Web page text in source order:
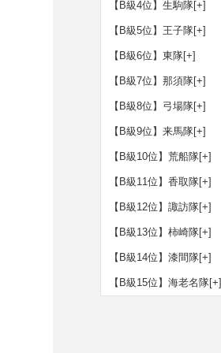
【B級4位】生駒隊[+]
【B級5位】王子隊[+]
【B級6位】東隊[+]
【B級7位】那須隊[+]
【B級8位】弓場隊[+]
【B級9位】来馬隊[+]
【B級10位】荒船隊[+]
【B級11位】香取隊[+]
【B級12位】諏訪隊[+]
【B級13位】柿崎隊[+]
【B級14位】漆間隊[+]
【B級15位】海老名隊[+]